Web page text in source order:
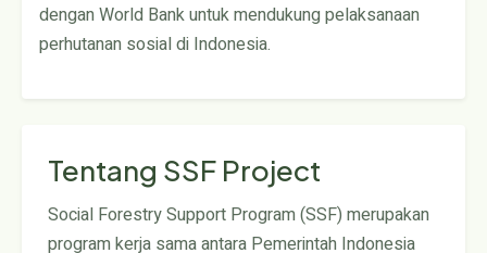
dengan World Bank untuk mendukung pelaksanaan
perhutanan sosial di Indonesia.
Tentang SSF Project
Social Forestry Support Program (SSF) merupakan
program kerja sama antara Pemerintah Indonesia